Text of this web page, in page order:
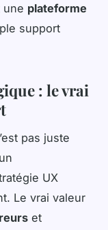
une plateforme
support
: le vrai
pas juste
UX
Le vrai valeur
et